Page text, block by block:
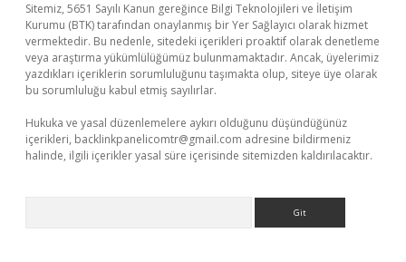
Sitemiz, 5651 Sayılı Kanun gereğince Bilgi Teknolojileri ve İletişim
Kurumu (BTK) tarafından onaylanmış bir Yer Sağlayıcı olarak hizmet
vermektedir. Bu nedenle, sitedeki içerikleri proaktif olarak denetleme
veya araştırma yükümlülüğümüz bulunmamaktadır. Ancak, üyelerimiz
yazdıkları içeriklerin sorumluluğunu taşımakta olup, siteye üye olarak
bu sorumluluğu kabul etmiş sayılırlar.
Hukuka ve yasal düzenlemelere aykırı olduğunu düşündüğünüz
içerikleri, backlinkpanelicomtr@gmail.com adresine bildirmeniz
halinde, ilgili içerikler yasal süre içerisinde sitemizden kaldırılacaktır.